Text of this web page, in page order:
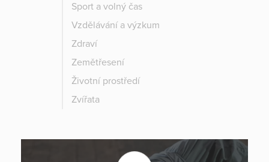
Sport a volný čas
Vzdělávání a výzkum
Zdraví
Zemětřesení
Životní prostředí
Zvířata